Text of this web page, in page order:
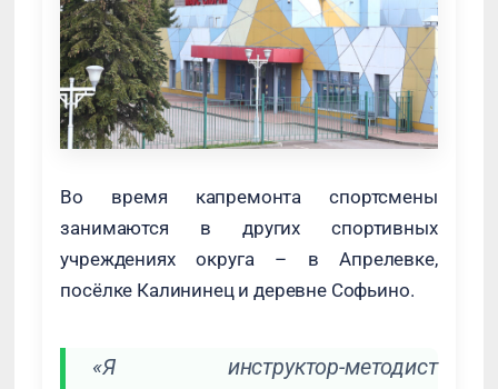
Во время капремонта спортсмены
занимаются в других спортивных
учреждениях округа – в Апрелевке,
посёлке Калининец и деревне Софьино.
«Я инструктор-методист